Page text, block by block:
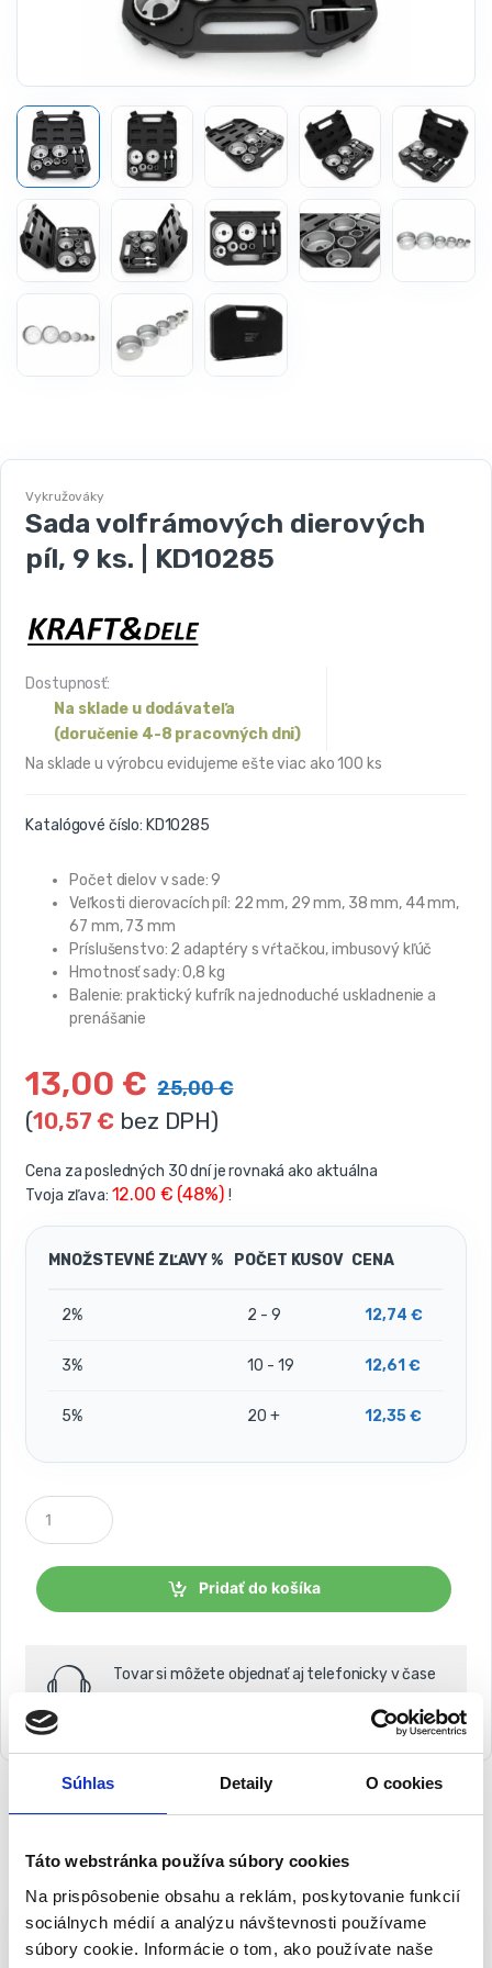
Súhlas Detaily O cookies
Táto webstránka používa súbory cookies
Na prispôsobenie obsahu a reklám, poskytovanie funkcií
sociálnych médií a analýzu návštevnosti používame
súbory cookie. Informácie o tom, ako používate naše
Vykružováky
Sada volfrámových dierových
píl, 9 ks. | KD10285
Dostupnosť:
Na sklade u dodávateľa
(doručenie 4-8 pracovných dni)
Na sklade u výrobcu evidujeme ešte viac ako 100 ks
Katalógové číslo: KD10285
Počet dielov v sade: 9
Veľkosti dierovacích píl: 22 mm, 29 mm, 38 mm, 44 mm,
67 mm, 73 mm
Príslušenstvo: 2 adaptéry s vŕtačkou, imbusový kľúč
Hmotnosť sady: 0,8 kg
Balenie: praktický kufrík na jednoduché uskladnenie a
prenášanie
13,00 € 25,00€
(10,57€ bez DPH)
Cena za posledných 30 dní je rovnaká ako aktuálna
Tvoja zľava: 12.00 € (48%) !
MNOŽSTEVNÉ ZĽAVY % POČET KUSOV CENA
2% 2 - 9 12,74 €
3% 10 - 19 12,61 €
5% 20 + 12,35€
P
o
č
Pridať do košíka
Tovar si môžete objednať aj telefonicky v čase
Popis Balenie
Sada volfrámových dierových píl, 9 ks.
| KD10285